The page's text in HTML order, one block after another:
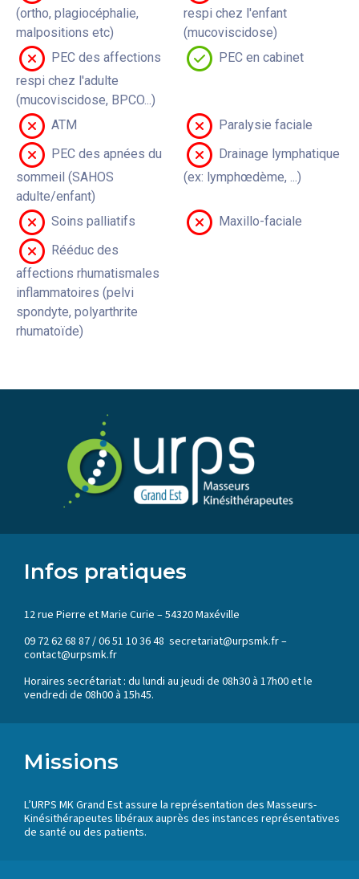
(ortho, plagiocéphalie,
malpositions etc)
respi chez l'enfant
(mucoviscidose)
PEC des affections
respi chez l'adulte
(mucoviscidose, BPCO...)
PEC en cabinet
ATM
Paralysie faciale
PEC des apnées du
sommeil (SAHOS
adulte/enfant)
Drainage lymphatique
(ex: lymphœdème, ...)
Soins palliatifs
Maxillo-faciale
Rééduc des
affections rhumatismales
inflammatoires (pelvi
spondyte, polyarthrite
rhumatoïde)
Infos pratiques
12 rue Pierre et Marie Curie – 54320 Maxéville
09 72 62 68 87 / 06 51 10 36 48 secretariat@urpsmk.fr –
contact@urpsmk.fr
Horaires secrétariat : du lundi au jeudi de 08h30 à 17h00 et le
vendredi de 08h00 à 15h45.
Missions
L’URPS MK Grand Est assure la représentation des Masseurs-
Kinésithérapeutes libéraux auprès des instances représentatives
de santé ou des patients.